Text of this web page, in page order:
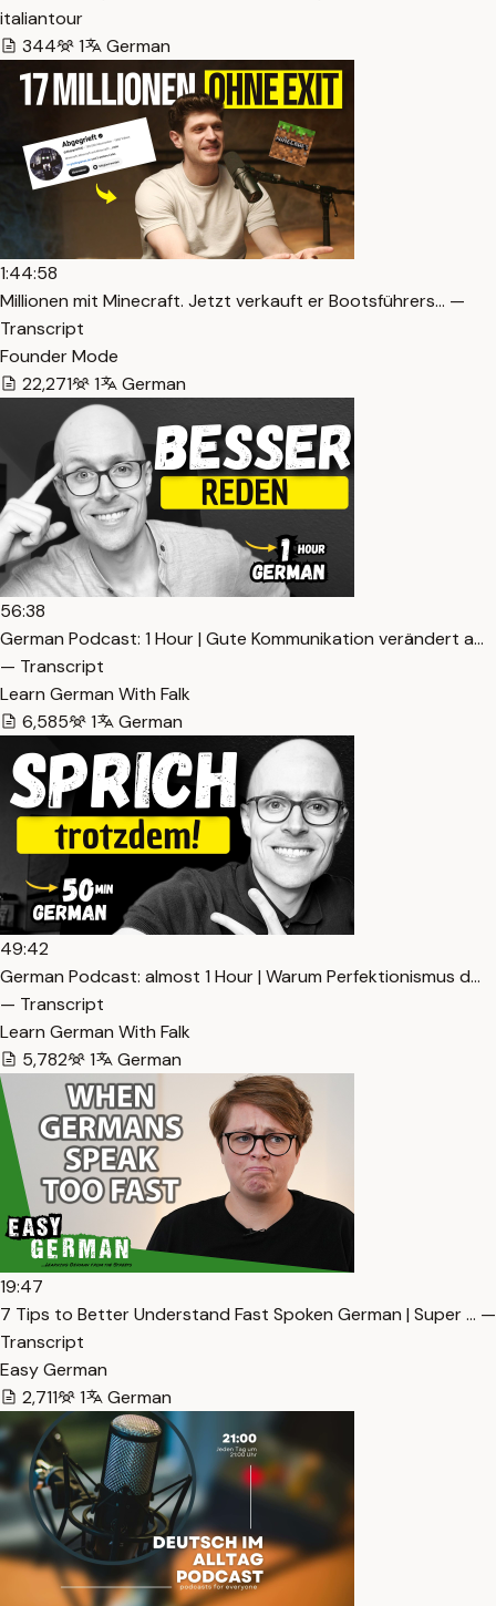
italiantour
344
1 German
1:44:58
Millionen mit Minecraft. Jetzt verkauft er Bootsführers… —
Transcript
Founder Mode
22,271
1 German
56:38
German Podcast: 1 Hour | Gute Kommunikation verändert a…
— Transcript
Learn German With Falk
6,585
1 German
49:42
German Podcast: almost 1 Hour | Warum Perfektionismus d…
— Transcript
Learn German With Falk
5,782
1 German
19:47
7 Tips to Better Understand Fast Spoken German | Super … —
Transcript
Easy German
2,711
1 German